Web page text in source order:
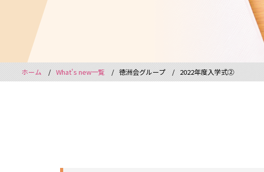
ホーム What's new一覧 徳洲会グループ 2022年度入学式②